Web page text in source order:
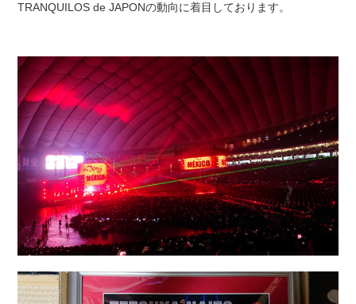
TRANQUILOS de JAPONの動向に着目しております。